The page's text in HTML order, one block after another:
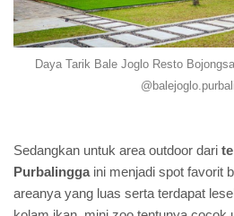
Daya Tarik Bale Joglo Resto
Sedangkan untuk area outdoor dari
Purbalinggaini menjadi spot favorit
areanya yang luas serta terdapat